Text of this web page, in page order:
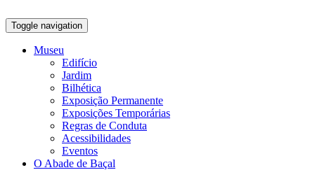
Toggle navigation
Museu
Edifício
Jardim
Bilhética
Exposição Permanente
Exposições Temporárias
Regras de Conduta
Acessibilidades
Eventos
O Abade de Baçal